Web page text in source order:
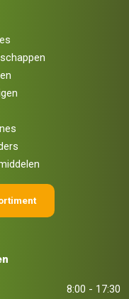
8:00 - 17:30